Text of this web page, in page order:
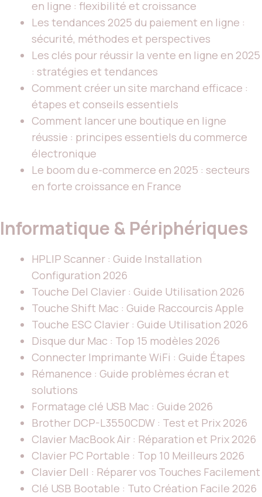
en ligne : flexibilité et croissance
Les tendances 2025 du paiement en ligne :
sécurité, méthodes et perspectives
Les clés pour réussir la vente en ligne en 2025
: stratégies et tendances
Comment créer un site marchand efficace :
étapes et conseils essentiels
Comment lancer une boutique en ligne
réussie : principes essentiels du commerce
électronique
Le boom du e-commerce en 2025 : secteurs
en forte croissance en France
Informatique & Périphériques
HPLIP Scanner : Guide Installation
Configuration 2026
Touche Del Clavier : Guide Utilisation 2026
Touche Shift Mac : Guide Raccourcis Apple
Touche ESC Clavier : Guide Utilisation 2026
Disque dur Mac : Top 15 modèles 2026
Connecter Imprimante WiFi : Guide Étapes
Rémanence : Guide problèmes écran et
solutions
Formatage clé USB Mac : Guide 2026
Brother DCP-L3550CDW : Test et Prix 2026
Clavier MacBook Air : Réparation et Prix 2026
Clavier PC Portable : Top 10 Meilleurs 2026
Clavier Dell : Réparer vos Touches Facilement
Clé USB Bootable : Tuto Création Facile 2026